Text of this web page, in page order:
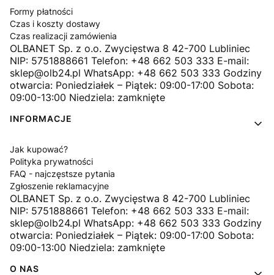
Formy płatności
Czas i koszty dostawy
Czas realizacji zamówienia
OLBANET Sp. z o.o. Zwycięstwa 8 42-700 Lubliniec
NIP: 5751888661 Telefon: +48 662 503 333 E-mail:
sklep@olb24.pl WhatsApp: +48 662 503 333 Godziny
otwarcia: Poniedziałek – Piątek: 09:00-17:00 Sobota:
09:00-13:00 Niedziela: zamknięte
INFORMACJE
Jak kupować?
Polityka prywatności
FAQ - najczęstsze pytania
Zgłoszenie reklamacyjne
OLBANET Sp. z o.o. Zwycięstwa 8 42-700 Lubliniec
NIP: 5751888661 Telefon: +48 662 503 333 E-mail:
sklep@olb24.pl WhatsApp: +48 662 503 333 Godziny
otwarcia: Poniedziałek – Piątek: 09:00-17:00 Sobota:
09:00-13:00 Niedziela: zamknięte
O NAS